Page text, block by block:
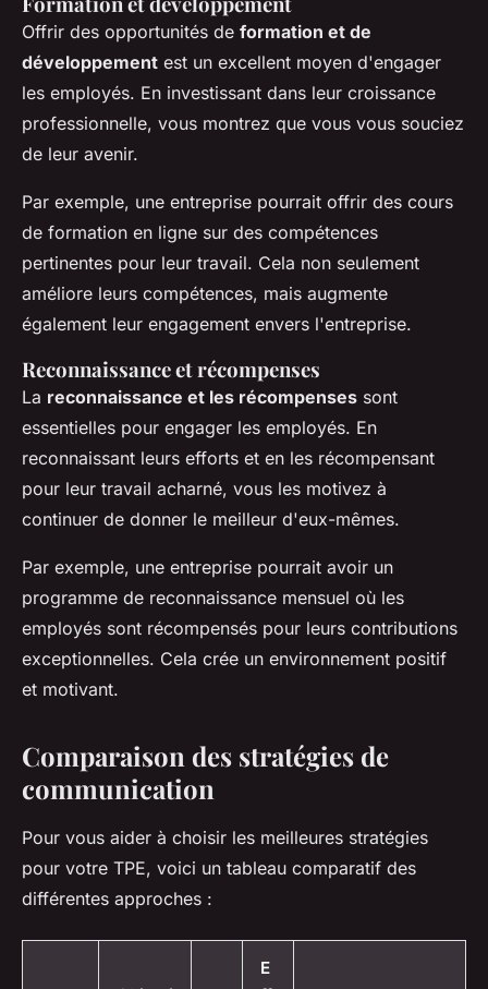
Offrir des opportunités de formation et de
développement est un excellent moyen d'engager
les employés. En investissant dans leur croissance
professionnelle, vous montrez que vous vous souciez
de leur avenir.
Par exemple, une entreprise pourrait offrir des cours
de formation en ligne sur des compétences
pertinentes pour leur travail. Cela non seulement
améliore leurs compétences, mais augmente
également leur engagement envers l'entreprise.
Reconnaissance et récompenses
La reconnaissance et les récompenses sont
essentielles pour engager les employés. En
reconnaissant leurs efforts et en les récompensant
pour leur travail acharné, vous les motivez à
continuer de donner le meilleur d'eux-mêmes.
Par exemple, une entreprise pourrait avoir un
programme de reconnaissance mensuel où les
employés sont récompensés pour leurs contributions
exceptionnelles. Cela crée un environnement positif
et motivant.
Comparaison des stratégies de
communication
Pour vous aider à choisir les meilleures stratégies
pour votre TPE, voici un tableau comparatif des
différentes approches :
E